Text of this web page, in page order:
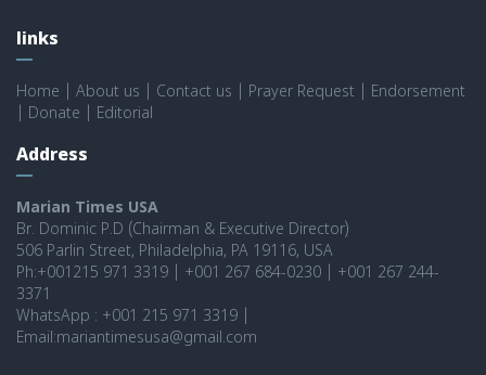
links
Home About us Contact us Prayer Request
Endorsement
Donate Editorial
Address
Marian Times USA
Br. Dominic P.D (Chairman & Executive Director)
506 Parlin Street, Philadelphia, PA 19116, USA
Ph:+001215 971 3319 | +001 267 684-0230 | +001 267 244-
3371
WhatsApp : +001 215 971 3319 |
Email:mariantimesusa@gmail.com